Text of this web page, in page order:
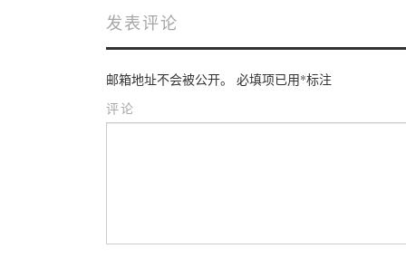
发表评论
邮箱地址不会被公开。 必填项已用*标注
评论